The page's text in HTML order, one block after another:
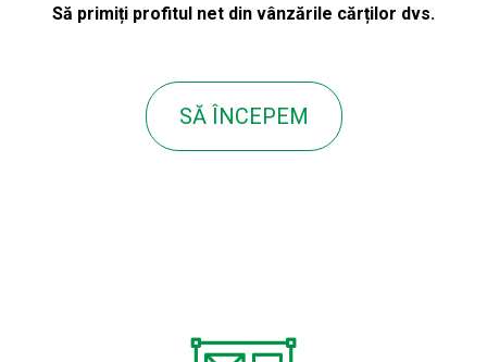
Să primiți profitul net din vânzările cărților dvs.
SĂ ÎNCEPEM